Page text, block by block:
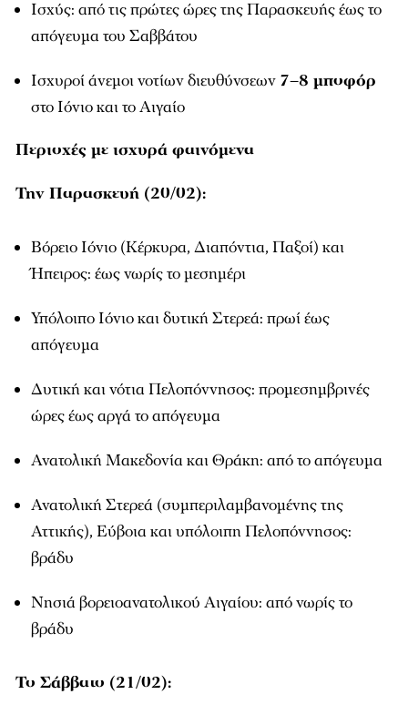
Ισχύς: από τις πρώτες ώρες της Παρασκευής έως το
απόγευμα του Σαββάτου
Ισχυροί άνεμοι νοτίων διευθύνσεων 7–8 μποφόρ
στο Ιόνιο και το Αιγαίο
Περιοχές με ισχυρά φαινόμενα
Την Παρασκευή (20/02):
Βόρειο Ιόνιο (Κέρκυρα, Διαπόντια, Παξοί) και
Ήπειρος: έως νωρίς το μεσημέρι
Υπόλοιπο Ιόνιο και δυτική Στερεά: πρωί έως
απόγευμα
Δυτική και νότια Πελοπόννησος: προμεσημβρινές
ώρες έως αργά το απόγευμα
Ανατολική Μακεδονία και Θράκη: από το απόγευμα
Ανατολική Στερεά (συμπεριλαμβανομένης της
Αττικής), Εύβοια και υπόλοιπη Πελοπόννησος:
βράδυ
Νησιά βορειοανατολικού Αιγαίου: από νωρίς το
βράδυ
Το Σάββατο (21/02):